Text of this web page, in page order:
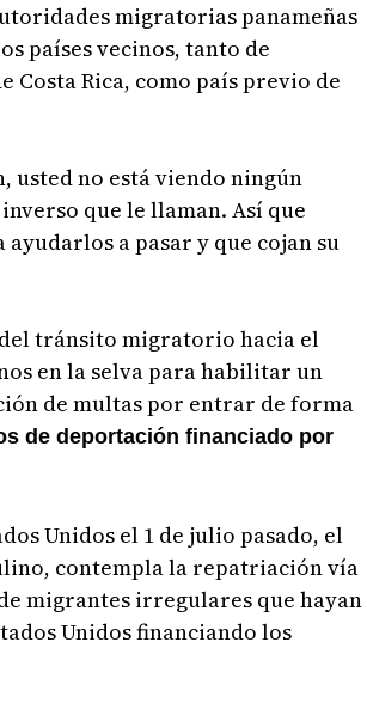
migratorias panameñas
países vecinos, tanto de
Costa Rica, como país previo de
usted no está viendo ningún
que le llaman. Así que
a pasar y que cojan su
tránsito migratorio hacia el
en la selva para habilitar un
de multas por entrar de forma
de deportación financiado por
Unidos el 1 de julio pasado, el
contempla la repatriación vía
migrantes irregulares que hayan
Unidos financiando los